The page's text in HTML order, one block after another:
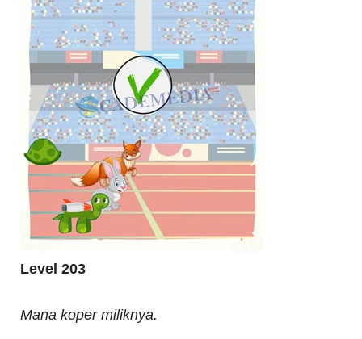
Level 203
Mana koper miliknya.